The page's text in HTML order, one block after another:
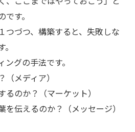
す。
つづつ、構築すると、失敗しな
グの手法です。
メディア）
のか？（マーケット）
伝えるのか？（メッセージ）